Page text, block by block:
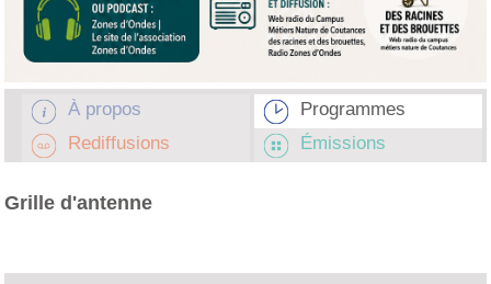
À propos
Programmes
Rediffusions
Émissions
Grille d'antenne